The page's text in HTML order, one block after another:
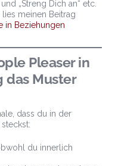
„Streng Dich an“ etc.
meinen Beitrag
in Beziehungen
Pleaser in
das Muster
dass du in der
du innerlich